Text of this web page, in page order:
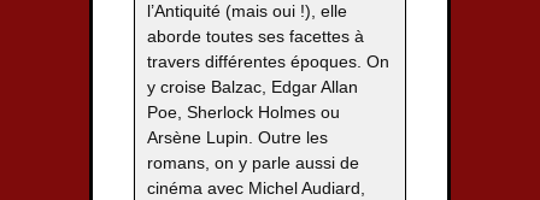
l’Antiquité (mais oui !), elle
aborde toutes ses facettes à
travers différentes époques. On
y croise Balzac, Edgar Allan
Poe, Sherlock Holmes ou
Arsène Lupin. Outre les
romans, on y parle aussi de
cinéma avec Michel Audiard,